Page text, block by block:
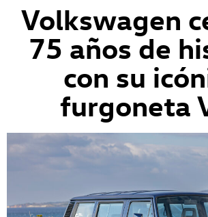
Volkswagen
75 años de
con su
furgoneta